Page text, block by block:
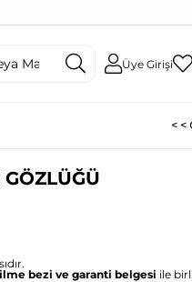
Üye Girişi
< <
bezi ve garanti belgesi ile